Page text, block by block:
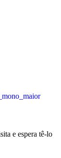
e espera tê-lo